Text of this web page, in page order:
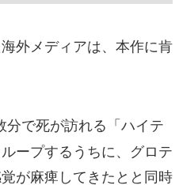
外メディアは、本作に肯
分で死が訪れる「ハイテ
ープするうちに、グロテ
が麻痺してきたとと同時